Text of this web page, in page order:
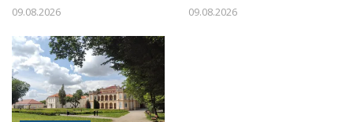
09.08.2026 09.08.2026